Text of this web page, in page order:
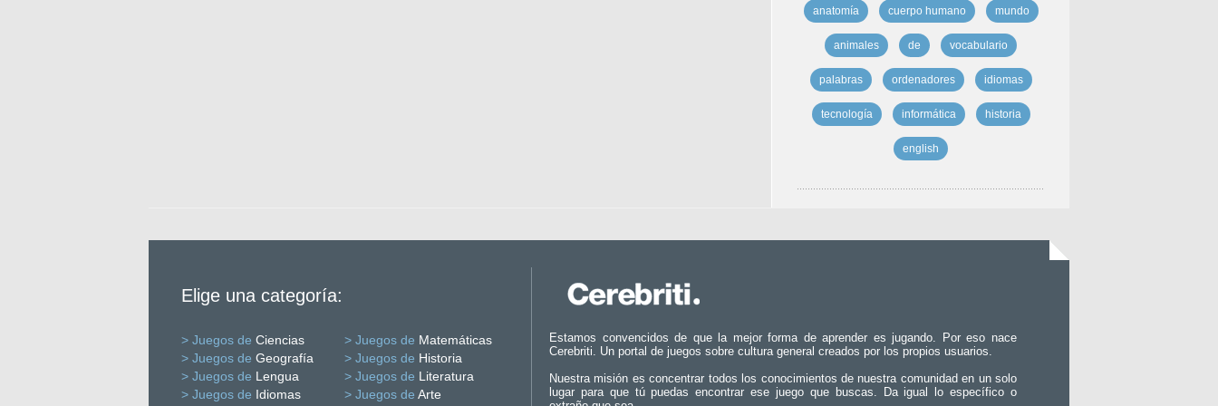
anatomía cuerpo humano mundo
animales de vocabulario
palabras ordenadores idiomas
tecnología informática historia
english
Elige una categoría:
> Juegos de Ciencias > Juegos de Matemáticas
> Juegos de Geografía > Juegos de Historia
> Juegos de Lengua > Juegos de Literatura
> Juegos de Idiomas > Juegos de Arte
Estamos convencidos de que la mejor forma de aprender es jugando. Por eso nace
Cerebriti. Un portal de juegos sobre cultura general creados por los propios usuarios.
Nuestra misión es concentrar todos los conocimientos de nuestra comunidad en un solo
lugar para que tú puedas encontrar ese juego que buscas. Da igual lo específico o